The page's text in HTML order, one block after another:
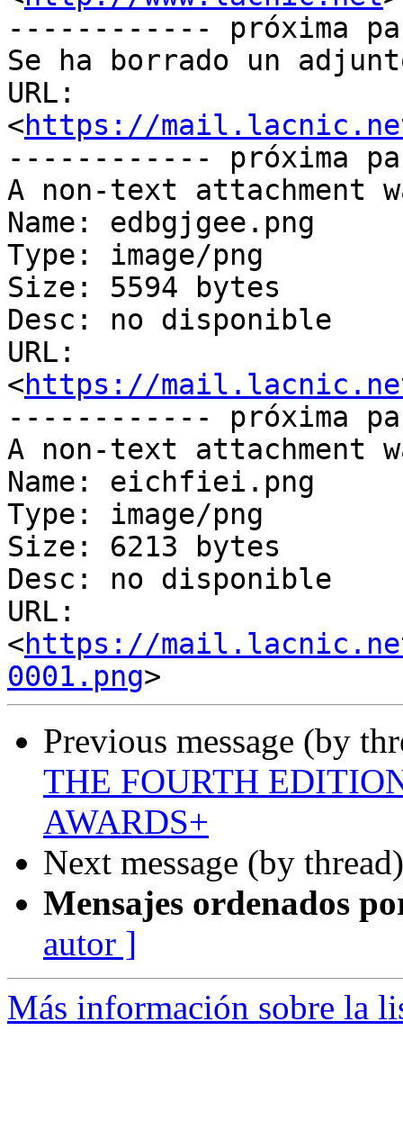
------------ próxima
Se ha borrado un
URL:
<https://
------------ próxima
A non-text attachment
Name: edbgjgee.png
Type: image/png
Size: 5594 bytes
Desc: no disponible
URL:
<https://
------------ próxima
A non-text attachment
Name: eichfiei.png
Type: image/png
Size: 6213 bytes
Desc: no disponible
URL:
<https://
0001.png
Previous message (by
THE FOURTH
AWARDS+
Next message (by
Mensajes ordenados
autor ]
Más información sobre la